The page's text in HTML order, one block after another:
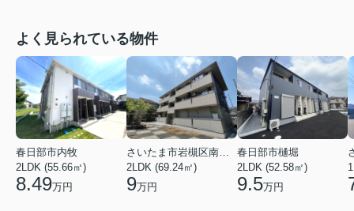
よく見られている物件
春日部市内牧
2LDK (55.66㎡)
8.49万円
2LDK (69.24㎡)
9万円
春日部市樋堀
2LDK (52.58㎡)
9.5万円